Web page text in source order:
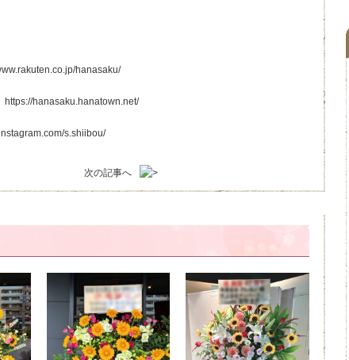
hanasaku/
https://hanasaku.hanatown.net/
s.shiibou/
次の記事へ